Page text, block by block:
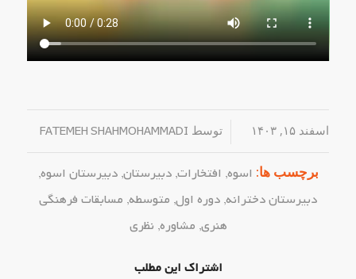
اسفند ۱۵, ۱۴۰۳ / توسط FATEMEH SHAHMOHAMMADI
برچسب ها: اسوه, افتخارات,دبیرستان,دبیرستان اسوه,
دبیرستان دخترانه, دوره اول, متوسطه, مسابقات فرهنگی
هنری, مشاوره, نظری
اشتراک این مطلب